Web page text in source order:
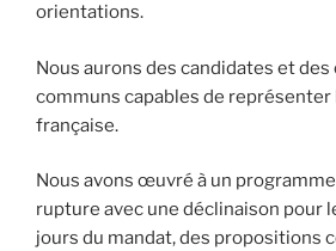
orientations.
Nous aurons des candidates et des
communs capables de représenter
française.
Nous avons œuvré à un
rupture avec une déclinaison pour
jours du mandat, des propositions